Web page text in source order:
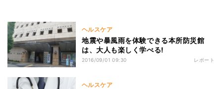
ヘルスケア
地震や暴風雨を体験できる本所防災館
は、大人も楽しく学べる!
2016/09/01 09:30 レポート
ヘルスケア